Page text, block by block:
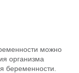
можно
организма
беременности.